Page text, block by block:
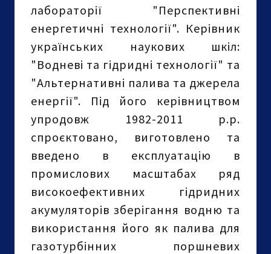
лабораторії "Перспективні
енергетичні технології". Керівник
українських наукових шкіл:
"Водневі та гідридні технології" та
"Альтернативні палива та джерела
енергії". Під його керівництвом
упродовж 1982-2011 р.р.
спроєктовано, виготовлено та
введено в експлуатацію в
промислових масштабах ряд
високоефективних гідридних
акумуляторів зберігання водню та
використання його як палива для
газотурбінних поршневих